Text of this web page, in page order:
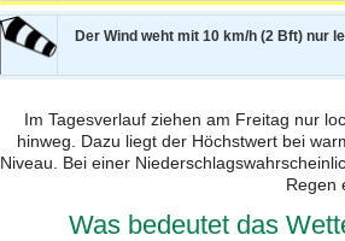
Der Wind weht mit 10 km/h (2 Bft) nur
Im Tagesverlauf ziehen am Freitag nur
hinweg. Dazu liegt der Höchstwert bei
Niveau. Bei einer
Regen
Was bedeutet das